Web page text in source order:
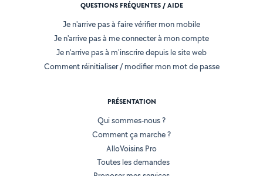
QUESTIONS FRÉQUENTES / AIDE
Je n'arrive pas à faire vérifier mon mobile
Je n'arrive pas à me connecter à mon compte
Je n'arrive pas à m'inscrire depuis le site web
Comment réinitialiser / modifier mon mot de passe
PRÉSENTATION
Qui sommes-nous ?
Comment ça marche ?
AlloVoisins Pro
Toutes les demandes